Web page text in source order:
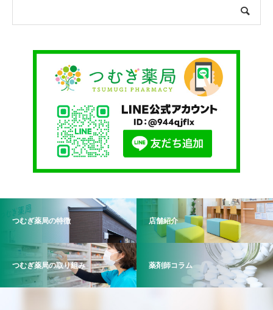
つむぎ薬局の特徴 店舗紹介
つむぎ薬局の取り組み 薬剤師コラム